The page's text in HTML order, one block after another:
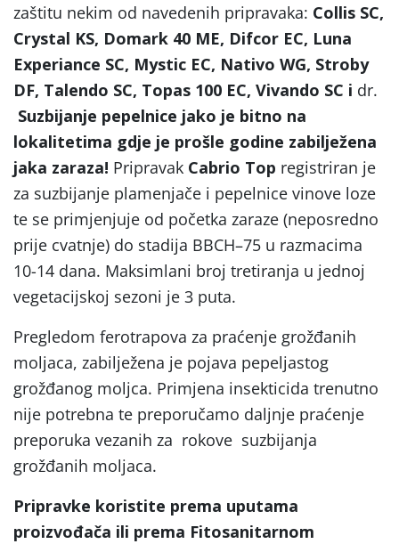
zaštitu nekim od navedenih pripravaka: Collis SC,
Crystal KS, Domark 40 ME, Difcor EC, Luna
Experiance SC, Mystic EC, Nativo WG, Stroby
DF, Talendo SC, Topas 100 EC, Vivando SC i dr.
Suzbijanje pepelnice jako je bitno na
lokalitetima gdje je prošle godine zabilježena
jaka zaraza! Pripravak Cabrio Top registriran je
za suzbijanje plamenjače i pepelnice vinove loze
te se primjenjuje od početka zaraze (neposredno
prije cvatnje) do stadija BBCH–75 u razmacima
10-14 dana. Maksimlani broj tretiranja u jednoj
vegetacijskoj sezoni je 3 puta.
Pregledom ferotrapova za praćenje grožđanih
moljaca, zabilježena je pojava pepeljastog
grožđanog moljca. Primjena insekticida trenutno
nije potrebna te preporučamo daljnje praćenje
preporuka vezanih za rokove suzbijanja
grožđanih moljaca.
Pripravke koristite prema uputama
proizvođača ili prema Fitosanitarnom